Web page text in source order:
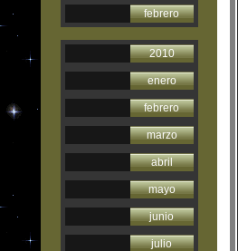
febrero
2010
enero
febrero
marzo
abril
mayo
junio
julio